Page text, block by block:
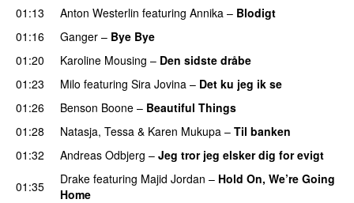
01:13 Anton Westerlin featuring Annika – Blodigt
01:16
Ganger – Bye Bye
01:20
Karoline Mousing – Den sidste dråbe
01:23
Milo featuring Sira Jovina – Det ku jeg ik se
01:26
Benson Boone – Beautiful Things
01:28
Natasja, Tessa & Karen Mukupa – Til banken
01:32
Andreas Odbjerg – Jeg tror jeg elsker dig for evigt
01:35
Drake featuring Majid Jordan – Hold On, We’re Going
Home